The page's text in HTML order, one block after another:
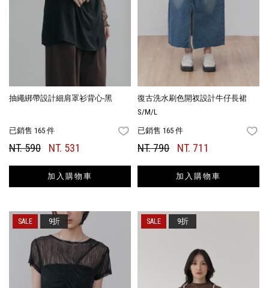
抽繩綁帶設計細肩罩衫背心-黑
已銷售 165 件 FAVORITES
NT. 590 NT. 531
加入購物車
復古洗水刷色開衩設計牛仔長裙
S/M/L
已銷售 165 件
NT. 790 NT. 711
加入購物車
9折 9折